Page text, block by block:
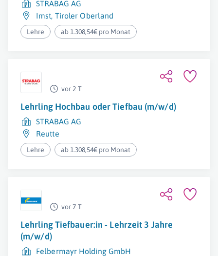
STRABAG AG
Imst, Tiroler Oberland
Lehre ab 1.308,54€ pro Monat
vor 2 T
Lehrling Hochbau oder Tiefbau (m/w/d)
STRABAG AG
Reutte
Lehre ab 1.308,54€ pro Monat
vor 7 T
Lehrling Tiefbauer:in - Lehrzeit 3 Jahre
(m/w/d)
Felbermayr Holding GmbH